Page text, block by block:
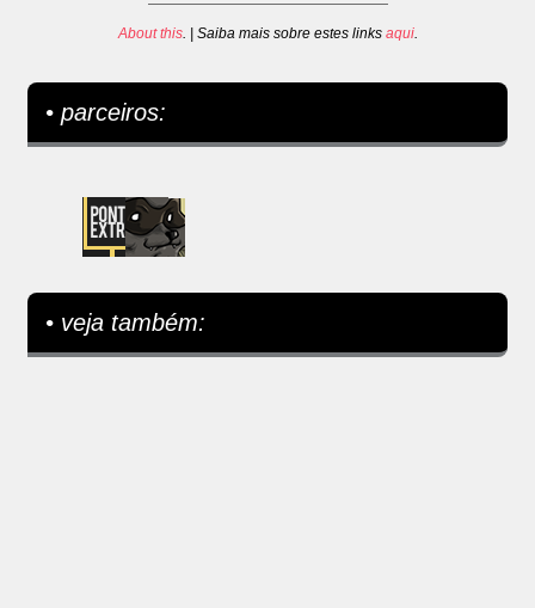
About this. | Saiba mais sobre estes links aqui.
• parceiros:
• veja também: